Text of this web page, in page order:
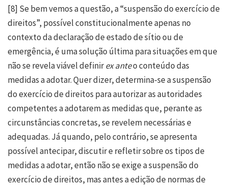
[8] Se bem vemos a questão, a “suspensão do exercício de
direitos”, possível constitucionalmente apenas no
contexto da declaração de estado de sítio ou de
emergência, é uma solução última para situações em que
não se revela viável definirex anteo conteúdo das
medidas a adotar. Quer dizer, determina-se a suspensão
do exercício de direitos para autorizar as autoridades
competentes a adotarem as medidas que, perante as
circunstâncias concretas, se revelem necessárias e
adequadas. Já quando, pelo contrário, se apresenta
possível antecipar, discutir e refletir sobre os tipos de
medidas a adotar, então não se exige a suspensão do
exercício de direitos, mas antes a edição de normas de